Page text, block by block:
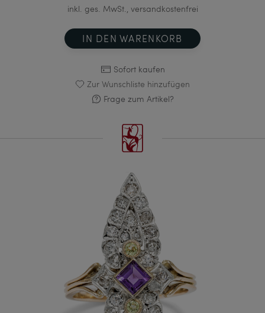
inkl. ges. MwSt., versandkostenfrei
IN DEN WARENKORB
Sofort kaufen
Zur Wunschliste hinzufügen
Frage zum Artikel?